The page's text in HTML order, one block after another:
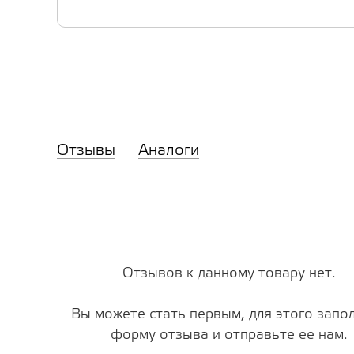
Отзывы Аналоги
Отзывов к данному товару нет.
Вы можете стать первым, для этого
форму отзыва и отправьте ее нам.